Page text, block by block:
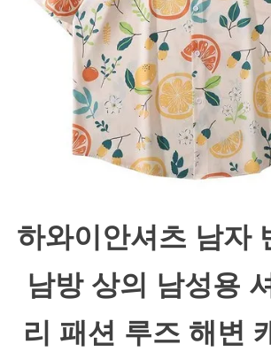
하와이안셔츠 남자
남방 상의 남성용
리 패션 루즈 해변